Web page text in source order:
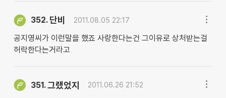
352. 단비 2011.08.05 22:17
공지영씨가 이런말을 했죠 사랑한다는건 그이유로 상처받는걸
허락한다는거라고
351.그랬었지 2011.06.26 21:52